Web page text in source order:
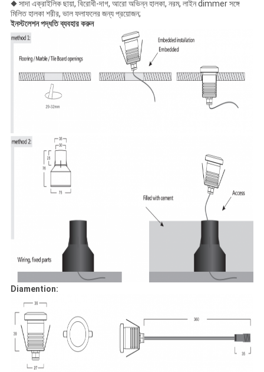
◆ সাদা এক্রাইলিক ছায়া, বিরোধী-দাগ, আরো অভিন্ন হালকা, নরম, লাইন dimmer সঙ্গে
মিলিত হালকা শরীর, ভাল ফলাফলের জন্য প্রয়োজন;
ইনস্টলেশন পদ্ধতি ব্যবহার করুন
Diamention: